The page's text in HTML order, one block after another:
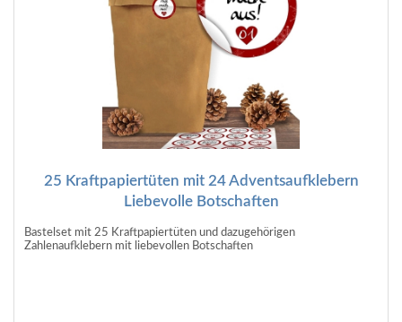
25 Kraftpapiertüten mit 24 Adventsaufklebern
Liebevolle Botschaften
Bastelset mit 25 Kraftpapiertüten und dazugehörigen
Zahlenaufklebern mit liebevollen Botschaften